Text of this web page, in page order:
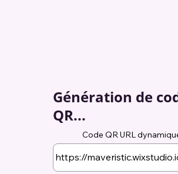
Génération de
QR...
Code QR URL